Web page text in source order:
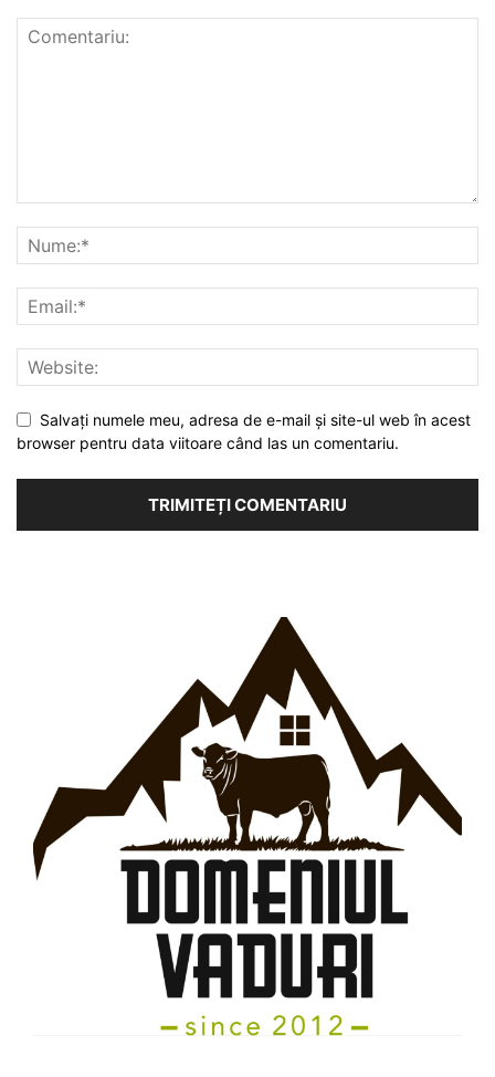
Salvați numele meu, adresa de e-mail și site-ul web în acest
browser pentru data viitoare când las un comentariu.